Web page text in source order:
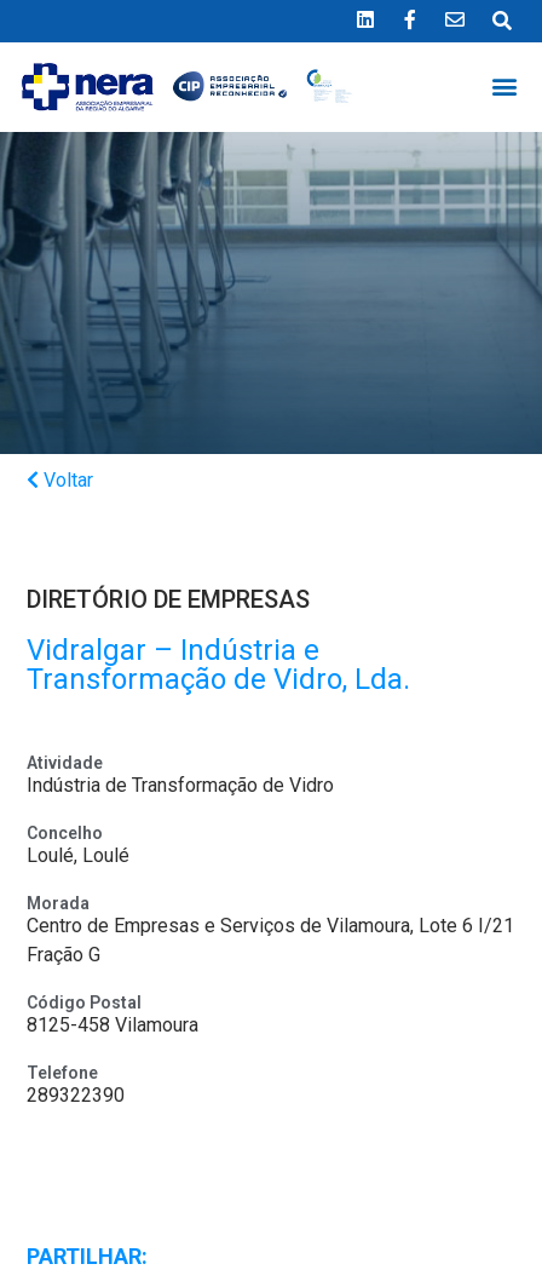
Voltar
DIRETÓRIO DE EMPRESAS
Vidralgar – Indústria e
Transformação de Vidro, Lda.
Atividade
Indústria de Transformação de Vidro
Concelho
Loulé, Loulé
Morada
Centro de Empresas e Serviços de Vilamoura, Lote 6 I/21
Fração G
Código Postal
8125-458 Vilamoura
Telefone
289322390
PARTILHAR: